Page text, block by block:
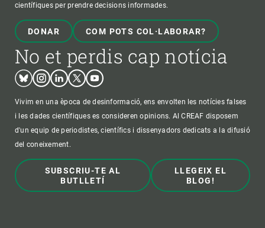
científiques per prendre decisions informades.
DONAR COM POTS COL·LABORAR?
No et perdis cap notícia
BlueskyInstagram
LinkedinTwitterYoutube
Vivim en una època de desinformació, ens envolten les notícies falses
i les dades científiques es consideren opinions. Al CREAF disposem
d'un equip de periodistes, científics i dissenyadors dedicats a la difusió
del coneixement.
SUBSCRIU-TE AL
BUTLLETÍ
LLEGEIX EL
BLOG!